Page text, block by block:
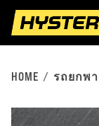
HOME รถยกพ